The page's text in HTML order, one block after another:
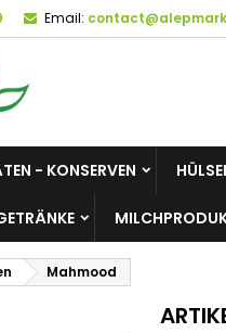
Email:
- KONSERVEN
Mahmood